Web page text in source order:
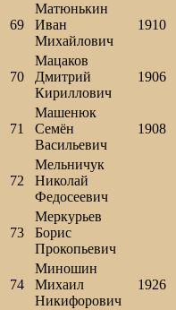
69
Матюнькин
Иван
Михайлович
1910
70
Мацаков
Дмитрий
Кириллович
1906
71
Машенюк
Семён
Васильевич
1908
72
Мельничук
Николай
Федосеевич
73
Меркурьев
Борис
Прокопьевич
74
Миношин
Михаил
Никифорович
1926